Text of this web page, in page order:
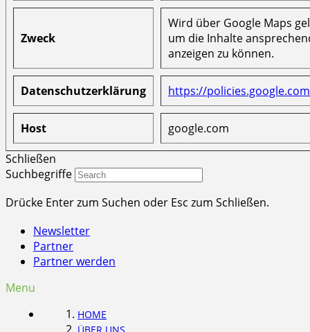
Zweck
Wird über Google Maps
um die Inhalte
anzeigen zu können.
Datenschutzerklärung https://
Host
google.com
Schließen
Suchbegriffe
Drücke Enter zum Suchen oder Esc zum Schließen.
Newsletter
Partner
Partner werden
Menu
HOME
ÜBER UNS